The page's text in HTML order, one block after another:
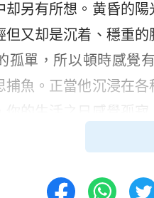
却另有所想。黄昏的
又却是沉着、穩重
孤單，所以頓時感覺
捕魚。正當他沉浸在
一會兒便沉没水底了
猶太人的裝束，在黄